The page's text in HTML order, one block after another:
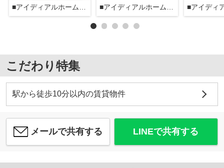
■アイディアルホーム大森本店■ ■アイディアルホーム大森本店■
こだわり特集
駅から徒歩10分以内の賃貸物件
メールで共有する LINEで共有する